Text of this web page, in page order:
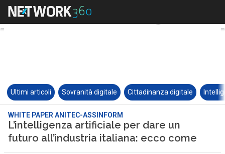
Ultimi articoli Sovranità digitale Cittadinanza digitale
WHITE PAPER ANITEC-ASSINFORM
L’intelligenza artificiale per dare un
futuro all’industria italiana: ecco come